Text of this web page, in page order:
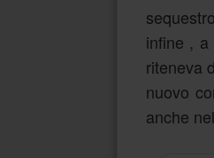
infine , a
riteneva
nuovo
anche